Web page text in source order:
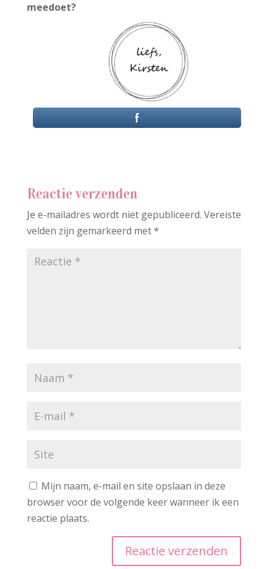
meedoet?
Reactie verzenden
Je e-mailadres wordt niet gepubliceerd. Vereiste
velden zijn gemarkeerd met*
Mijn naam, e-mail en site opslaan in deze
browser voor de volgende keer wanneer ik een
reactie plaats.